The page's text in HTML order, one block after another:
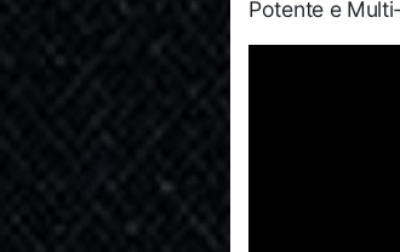
Potente e